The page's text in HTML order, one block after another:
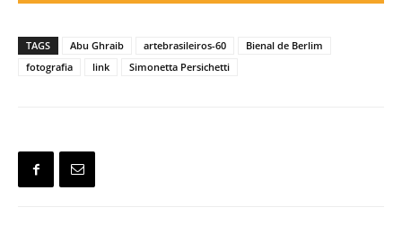
TAGS Abu Ghraib artebrasileiros-60
Bienal de Berlim
fotografia
link Simonetta Persichetti